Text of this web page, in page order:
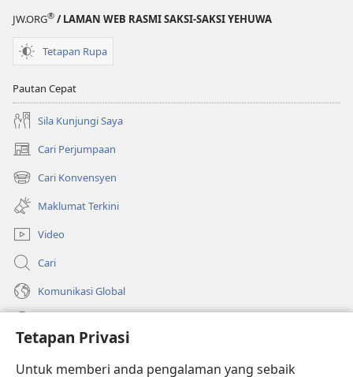
Tetapan Privasi
Untuk memberi anda pengalaman yang sebaik
Segalanya?
JW.ORG® / LAMAN WEB RASMI SAKSI-SAKSI YEHUWA
Tetapan Rupa
Pautan Cepat
Sila Kunjungi Saya
Cari Perjumpaan
(membuka
tetingkap
baharu)
Cari Konvensyen
(membuka
tetingkap
baharu)
Maklumat Terkini
Video
Cari
Komunikasi Global
(membuka